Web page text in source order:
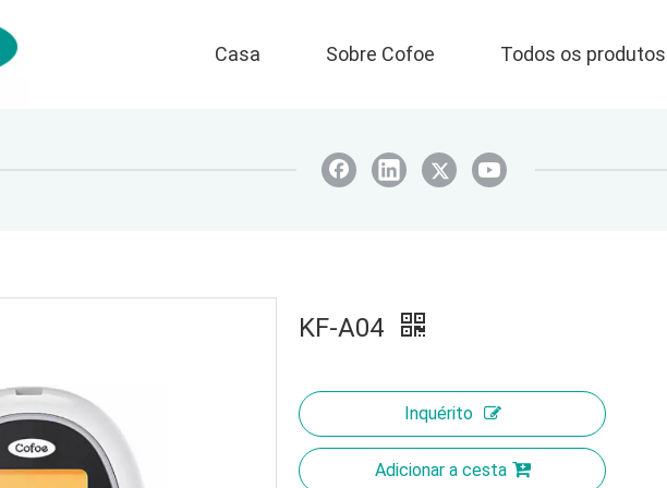
Casa Sobre Cofoe Todos os produtos
KF-A04
Inquérito
Adicionar a cesta